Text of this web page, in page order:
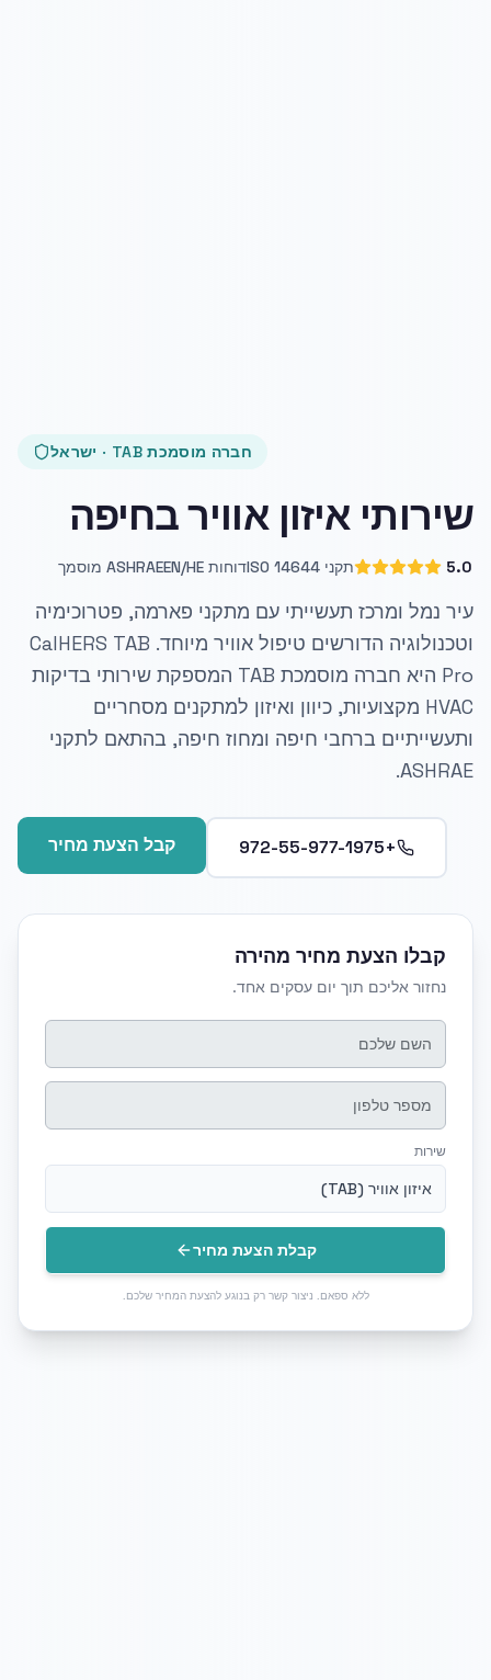
חברה מוסמכת TAB · ישראל
שירותי איזון אוויר בחיפה
5.0 תקני ISO 14644 דוחות EN/HE ASHRAE מוסמך
עיר נמל ומרכז תעשייתי עם מתקני פארמה, פטרוכימיה
וטכנולוגיה הדורשים טיפול אוויר מיוחד. CalHERS TAB
Pro היא חברה מוסמכת TAB המספקת שירותי בדיקות
HVAC מקצועיות, כיוון ואיזון למתקנים מסחריים
ותעשייתיים ברחבי חיפה ומחוז חיפה, בהתאם לתקני
ASHRAE.
+972-55-977-1975 קבל הצעת מחיר
קבלו הצעת מחיר מהירה
נחזור אליכם תוך יום עסקים אחד.
שירות
איזון אוויר (TAB)
קבלת הצעת מחיר
ללא ספאם. ניצור קשר רק בנוגע להצעת המחיר שלכם.